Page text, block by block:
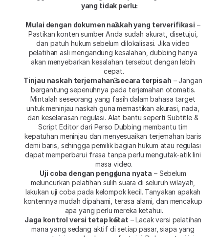
yang tidak perlu:
Mulai dengan dokumen naskah yang terverifikasi –
Pastikan konten sumber Anda sudah akurat, disetujui,
dan patuh hukum sebelum dilokalisasi. Jika video
pelatihan asli mengandung kesalahan, dubbing hanya
akan menyebarkan kesalahan tersebut dengan lebih
cepat.
Tinjau naskah terjemahan secara terpisah – Jangan
bergantung sepenuhnya pada terjemahan otomatis.
Mintalah seseorang yang fasih dalam bahasa target
untuk meninjau naskah guna memastikan akurasi, nada,
dan keselarasan regulasi. Alat bantu seperti Subtitle &
Script Editor dari Perso Dubbing membantu tim
kepatuhan meninjau dan menyesuaikan terjemahan baris
demi baris, sehingga pemilik bagian hukum atau regulasi
dapat memperbarui frasa tanpa perlu mengutak-atik lini
masa video.
Uji coba dengan pengguna nyata – Sebelum
meluncurkan pelatihan sulih suara di seluruh wilayah,
lakukan uji coba pada kelompok kecil. Tanyakan apakah
kontennya mudah dipahami, terasa alami, dan mencakup
apa yang perlu mereka ketahui.
Jaga kontrol versi tetap ketat – Lacak versi pelatihan
mana yang sedang aktif di setiap pasar, siapa yang